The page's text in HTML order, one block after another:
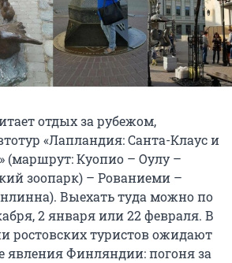
отдых за рубежом,
«Лапландия: Санта-Клаус и
(маршрут: Куопио – Оулу –
зоопарк) – Рованиеми –
Выехать туда можно по
2 января или 22 февраля. В
ростовских туристов ожидают
явления Финляндии: погоня за